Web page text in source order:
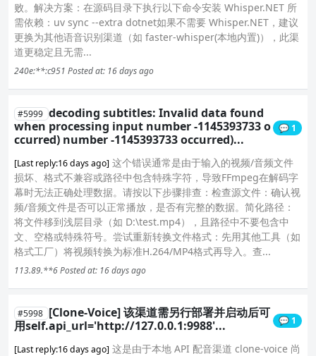
败。解决方案：在源码目录下执行以下命令安装 Whisper.NET 所
需依赖：uv sync --extra dotnet如果不需要 Whisper.NET，建议
更换为其他语音识别渠道（如 faster-whisper(本地内置)），此渠
道更稳定且无需...
240e:**:c951 Posted at: 16 days ago
#5999 decoding subtitles: Invalid data found
when processing input number -1145393733 o
ccurred) number -1145393733 occurred)...
💬 1
[Last reply:16 days ago] 这个错误通常是由于输入的视频/音频文件
损坏、格式不兼容或路径中包含特殊字符，导致FFmpeg在解码字
幕时无法正确处理数据。请按以下步骤排查：检查源文件：确认视
频/音频文件是否可以正常播放，是否有完整的数据。简化路径：
将文件移到浅层目录（如 D:\test.mp4），且路径中不要包含中
文、空格或特殊符号。尝试重新转换文件格式：先用其他工具（如
格式工厂）将视频转换为标准H.264/MP4格式再导入。查...
113.89.**6Posted at: 16 days ago
#5998 [Clone-Voice] 该渠道需另行部署并启动后可
用self.api_url='http://127.0.0.1:9988'...
💬 1
[Last reply:16 days ago] 这是由于本地 API 配音渠道 clone-voice 尚